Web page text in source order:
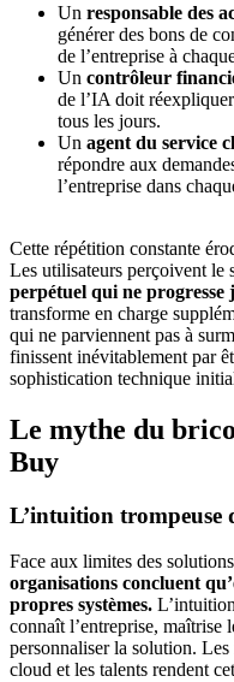
Un responsable des
générer des bons de
de l’entreprise à
Un contrôleur
de l’IA doit
tous les jours.
Un agent du service
répondre aux
l’entreprise dans
Cette répétition constante
Les utilisateurs perçoivent le
perpétuel qui ne progresse
transforme en charge
qui ne parviennent pas à
finissent inévitablement par
sophistication technique
Le mythe du
Buy
L’intuition trompeuse
Face aux limites des
organisations concluent
propres systèmes.
connaît l’entreprise, maîtrise
personnaliser la solution.
cloud et les talents rendent